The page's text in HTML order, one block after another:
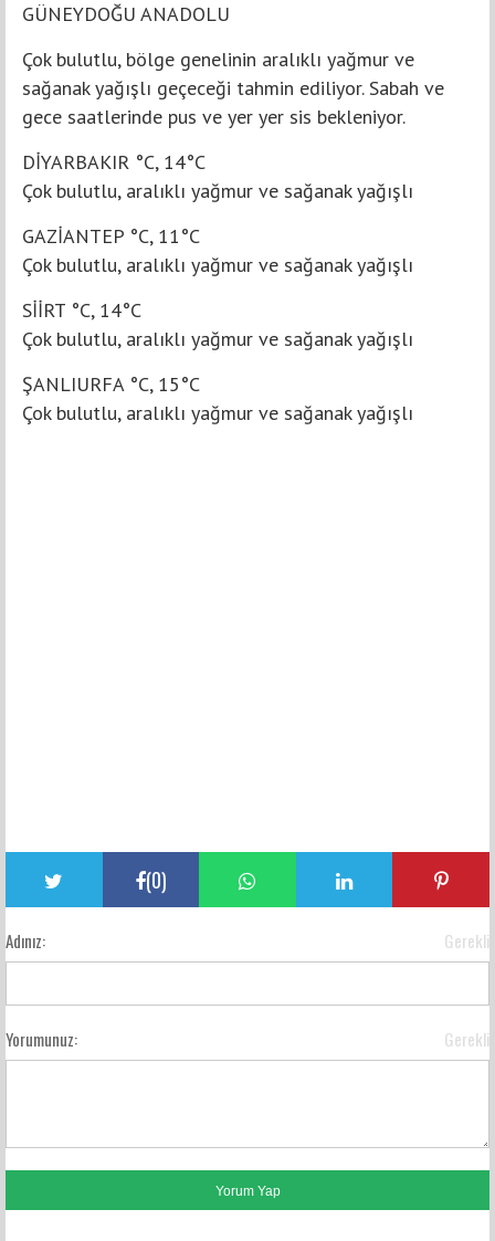
GÜNEYDOĞU ANADOLU
Çok bulutlu, bölge genelinin aralıklı yağmur ve
sağanak yağışlı geçeceği tahmin ediliyor. Sabah ve
gece saatlerinde pus ve yer yer sis bekleniyor.
DİYARBAKIR °C, 14°C
Çok bulutlu, aralıklı yağmur ve sağanak yağışlı
GAZİANTEP °C, 11°C
Çok bulutlu, aralıklı yağmur ve sağanak yağışlı
SİİRT °C, 14°C
Çok bulutlu, aralıklı yağmur ve sağanak yağışlı
ŞANLIURFA °C, 15°C
Çok bulutlu, aralıklı yağmur ve sağanak yağışlı
(0)
Adınız: Gerekli
Yorumunuz: Gerekli